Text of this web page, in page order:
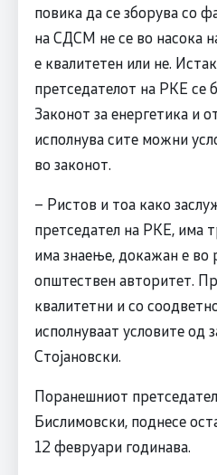
повика да се зборува со
на СДСМ не се во насока
е квалитетен или не.
претседателот на РКЕ се
Законот за енергетика и
исполнува сите можни
во законот.
– Ристов и тоа како
претседател на РКЕ, има
има знаење, докажан е во
општествен авторитет.
квалитетни и со
исполнуваат условите од
Стојановски.
Поранешниот
Бислимовски, поднесе
12 февруари годинава.